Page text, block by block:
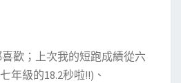
歡；上次我的短跑成績從六
年級的18.2秒啦!!)、